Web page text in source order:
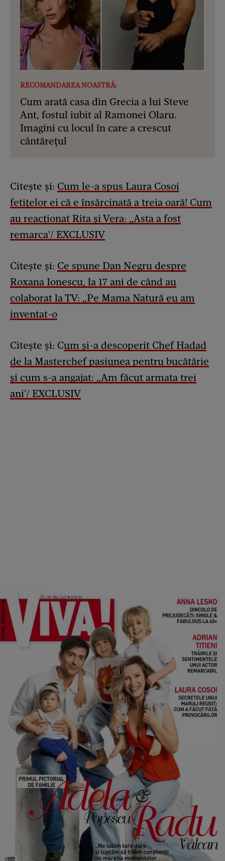
RECOMANDAREA NOASTRĂ:
Cum arată casa din Grecia a lui Steve
Ant, fostul iubit al Ramonei Olaru.
Imagini cu locul în care a crescut
cântărețul
Citește și: Cum le-a spus Laura Cosoi
fetițelor ei că e însărcinată a treia oară! Cum
au reacționat Rita și Vera: „Asta a fost
remarca'/ EXCLUSIV
Citește și: Ce spune Dan Negru despre
Roxana Ionescu, la 17 ani de când au
colaborat la TV: „Pe Mama Natură eu am
inventat-o
Citește și: Cum și-a descoperit Chef Hadad
de la Masterchef pasiunea pentru bucătărie
și cum s-a angajat: „Am făcut armata trei
ani'/ EXCLUSIV